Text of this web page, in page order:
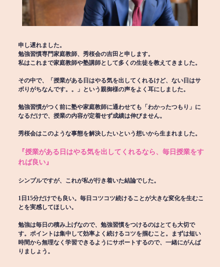
申し遅れました。
勉強習慣専門家庭教師、秀桜会の吉田と申します。
私はこれまで家庭教師や塾講師として多くの生徒を教えてきました。
その中で、「授業がある日はやる気を出してくれるけど、ない日はサ
ボりがちなんです。。」という親御様の声をよく耳にしました。
勉強習慣がつく前に塾や家庭教師に通わせても「わかったつもり」に
なるだけで、授業の内容が定着せず成績は伸びません。
秀桜会はこのような事態を解決したいという想いから生まれました。
『授業がある日はやる気を出してくれるなら、毎日授業をす
れば良い』
シンプルですが、これが私が行き着いた結論でした。
1日15分だけでも良い。毎日コツコツ続けることが大きな変化を生むこ
とを実感してほしい。
勉強は毎日の積み上げなので、勉強習慣をつけるのはとても大切で
す。ポイントは集中して効率よく続けるコツを掴むこと。まずは短い
時間から無理なく学習できるようにサポートするので、一緒にがんば
りましょう。